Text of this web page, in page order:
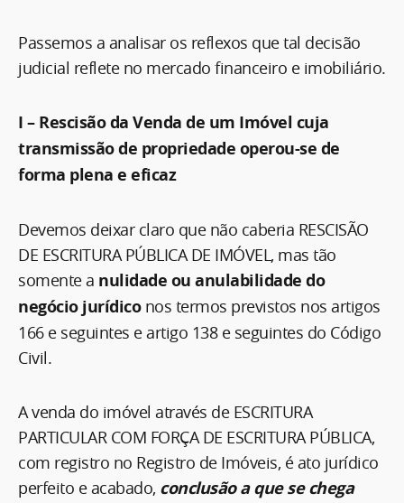
Passemos a analisar os reflexos que tal decisão
judicial reflete no mercado financeiro e imobiliário.
I – Rescisão da Venda de um Imóvel cuja
transmissão de propriedade operou-se de
forma plena e eficaz
Devemos deixar claro que não caberia RESCISÃO
DE ESCRITURA PÚBLICA DE IMÓVEL, mas tão
somente a nulidade ou anulabilidade do
negócio jurídiconos termos previstos nos artigos
166 e seguintes e artigo 138 e seguintes do Código
Civil.
A venda do imóvel através de ESCRITURA
PARTICULAR COM FORÇA DE ESCRITURA PÚBLICA,
com registro no Registro de Imóveis, é ato jurídico
perfeito e acabado, conclusão a que se chega